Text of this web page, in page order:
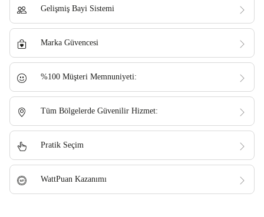
Gelişmiş Bayi Sistemi
Marka Güvencesi
%100 Müşteri Memnuniyeti:
Tüm Bölgelerde Güvenilir Hizmet:
Pratik Seçim
WattPuan Kazanımı